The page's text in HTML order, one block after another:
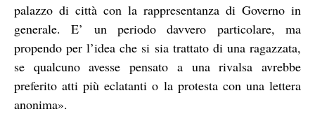
palazzo di città con la rappresentanza di Governo in
generale. E’ un periodo davvero particolare, ma
propendo per l’idea che si sia trattato di una ragazzata,
se qualcuno avesse pensato a una rivalsa avrebbe
preferito atti più eclatanti o la protesta con una lettera
anonima».